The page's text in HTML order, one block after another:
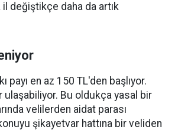
değiştikçe daha da artık
payı en az 150 TL'den başlıyor.
ulaşabiliyor. Bu oldukça yasal bir
velilerden aidat parası
şikayetvar hattına bir veliden